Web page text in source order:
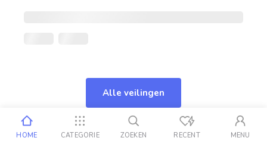
Alle veilingen
HOME CATEGORIE ZOEKEN RECENT MENU